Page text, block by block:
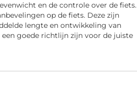
en de controle over de fiets.
op de fiets. Deze zijn
lengte en ontwikkeling van
een goede richtlijn zijn voor de juiste